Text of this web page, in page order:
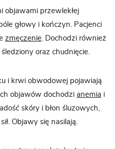
przewlekłej
głowy i kończyn. Pacjenci
zmęczenie. Dochodzi również
oraz chudnięcie.
i krwi obwodowej pojawiają
objawów dochodzi anemia i
skóry i błon śluzowych,
Objawy się nasilają.